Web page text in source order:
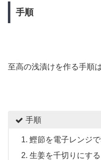
手順
至高の浅漬けを作る手順
手順
鰹節を電子レンジ
生姜を千切りにする